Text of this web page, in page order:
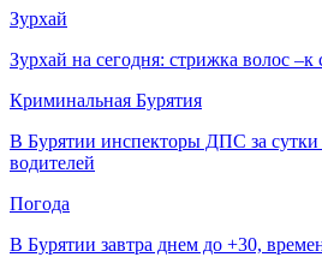
Зурхай
Зурхай на сегодня: стрижка волос –к
Криминальная Бурятия
В Бурятии инспекторы ДПС за
водителей
Погода
В Бурятии завтра днем до +30,